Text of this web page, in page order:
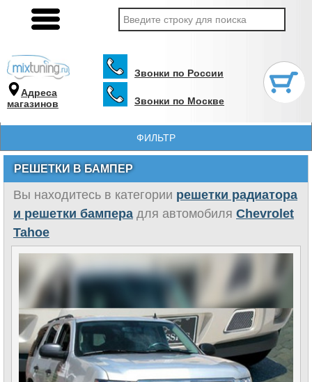
Адреса
магазинов
Звонки по России
Звонки по Москве
ФИЛЬТР
РЕШЕТКИ В БАМПЕР
Вы находитесь в категории решетки радиатора
и решетки бампера для автомобиля Chevrolet
Tahoe